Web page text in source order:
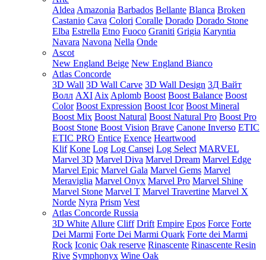
Aldea Amazonia Barbados Bellante Blanca Broken
Castanio Cava Colori Coralle Dorado Dorado Stone
Elba Estrella Etno Fuoco Graniti Grigia Karyntia
Navara Navona Nella Onde
Ascot
New England Beige New England Bianco
Atlas Concorde
3D Wall 3D Wall Carve 3D Wall Design 3Д Вайт
Волл AXI Aix Aplomb Boost Boost Balance Boost
Color Boost Expression Boost Icor Boost Mineral
Boost Mix Boost Natural Boost Natural Pro Boost Pro
Boost Stone Boost Vision Brave Canone Inverso ETIC
ETIC PRO Entice Exence Heartwood
Klif Kone Log Log Cansei Log Select MARVEL
Marvel 3D Marvel Diva Marvel Dream Marvel Edge
Marvel Epic Marvel Gala Marvel Gems Marvel
Meraviglia Marvel Onyx Marvel Pro Marvel Shine
Marvel Stone Marvel T Marvel Travertine Marvel X
Norde Nyra Prism Vest
Atlas Concorde Russia
3D White Allure Cliff Drift Empire Epos Force Forte
Dei Marmi Forte Dei Marmi Quark Forte dei Marmi
Rock Iconic Oak reserve Rinascente Rinascente Resin
Rive Symphonyx Wine Oak